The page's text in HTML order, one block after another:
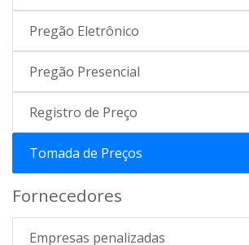
Pregão Eletrônico
Pregão Presencial
Registro de Preço
Tomada de Preços
Fornecedores
Empresas penalizadas